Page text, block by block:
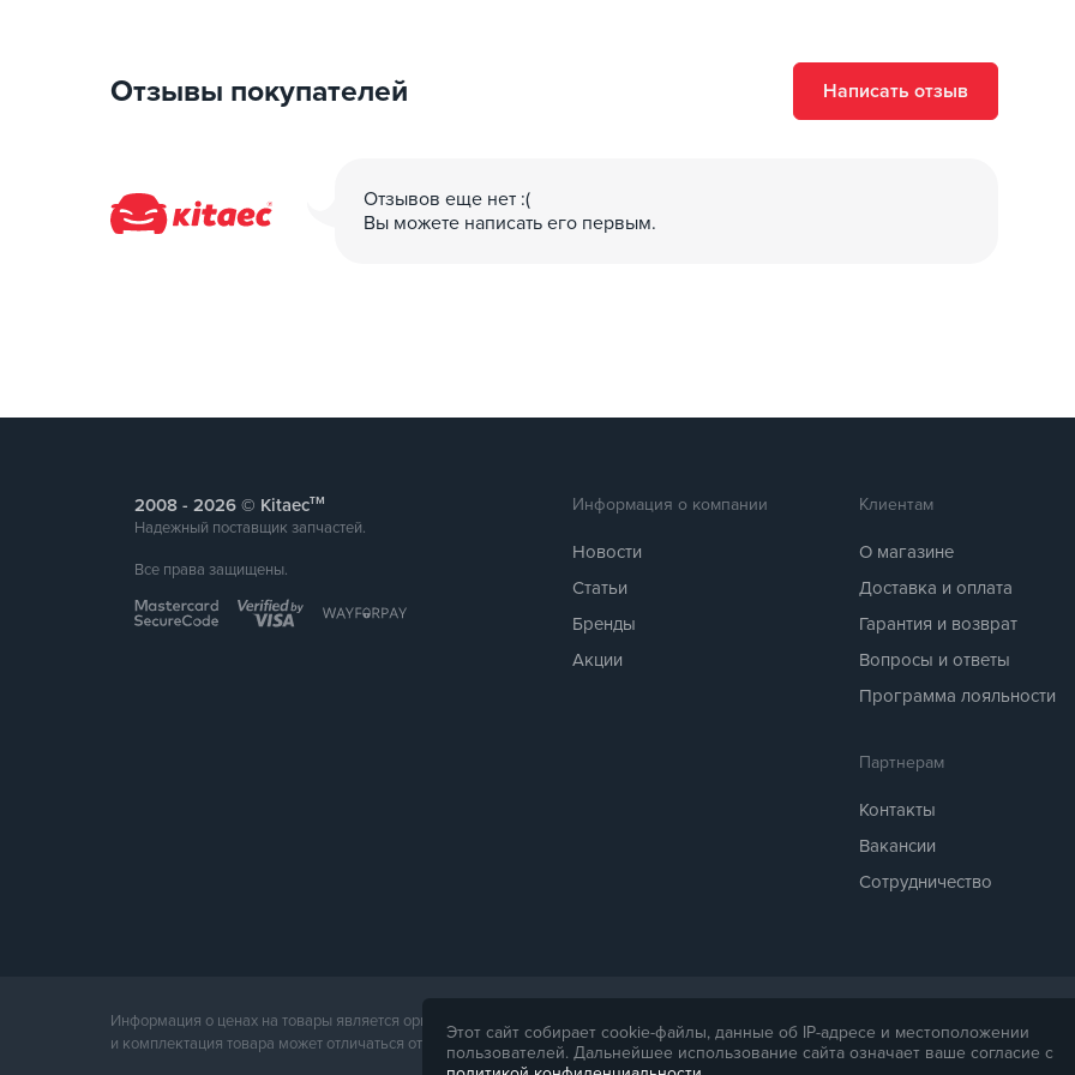
Оплата кредитной картой: Наша система управления позицией поддерживает клиринговые операции
Отзывы покупателей Написать отзыв
Отзывов еще нет :(
Вы можете написать его первым.
Информация о компании
Новости
Статьи
Бренды
Акции
Клиентам
О магазине
Доставка и оплата
Гарантия и возврат
Вопросы и ответы
Программа лояльности
Партнерам
Контакты
Вакансии
Сотрудничество
2008 - © Kitaecтм
Надежный поставщик запчастей.
Все права защищены.
Информация о ценах на товары является ориентировочной и предоставляется для справки. Точная стоимость товара будет названа
и комплектация товара может отличаться от его фотографии.
Этот сайт собирает cookie-файлы, данные об IP-адресе и местоположении
пользователей. Дальнейшее использование сайта означает ваше согласие с